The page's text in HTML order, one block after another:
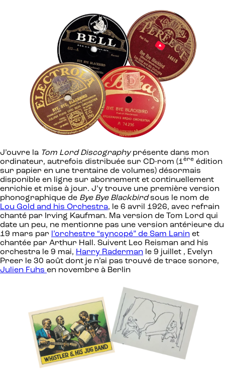
J’ouvre la Tom Lord Discographyprésente dans mon
ordinateur, autrefois distribuée sur CD-rom (1ère édition
sur papier en une trentaine de volumes) désormais
disponible en ligne sur abonnement et continuellement
enrichie et mise à jour. J’y trouve une première version
phonographique de Bye Bye Blackbirdsous le nom de
Lou Gold and his Orchestra, le 6 avril 1926, avec refrain
chanté par Irving Kaufman. Ma version de Tom Lord qui
date un peu, ne mentionne pas une version antérieure du
19 mars par l’orchestre “syncopé” de Sam Lanin et
chantée par Arthur Hall. Suivent Leo Reisman and his
orchestra le 9 mai, Harry Raderman le 9 juillet , Evelyn
Preer le 30 août dont je n’ai pas trouvé de trace sonore,
Julien Fuhs en novembre à Berlin